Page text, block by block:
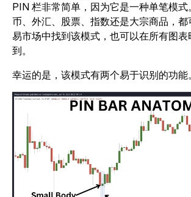
PIN 栏非常简单，因为它是一种单笔模
币、外汇、股票、指数还是大宗商品，
易市场中找到该模式，也可以在所有图
到。
幸运的是，该模式有两个易于识别的功能。